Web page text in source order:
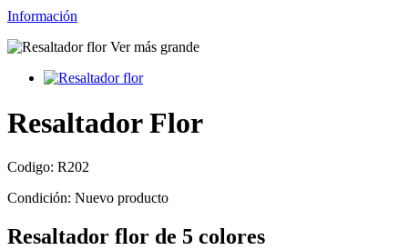
Información
Ver más grande
Resaltador Flor
Codigo: R202
Condición: Nuevo producto
Resaltador flor de 5 colores